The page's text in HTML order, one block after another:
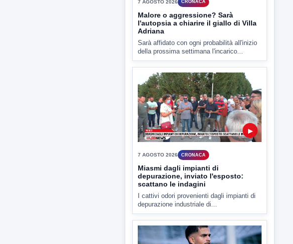
7 AGOSTO 2026
Ponte Valentino,21enne indagato:
ipotesi duplice omicidio stradale
indagato il 21enne alla guida...
7 AGOSTO 2026 CRONACA
Malore o aggressione? Sarà
l'autopsia a chiarire il giallo di Villa
Adriana
Sarà affidato con ogni probabilità all'inizio
della prossima settimana l'incarico...